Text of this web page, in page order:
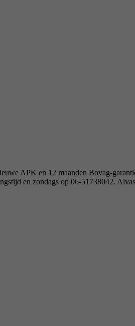
APK en 12 maanden Bovag-
en zondags op 06-51738042.